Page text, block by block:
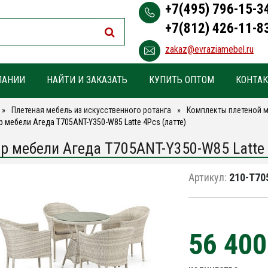
+7(495) 796-15-
+7(812) 426-11-
zakaz@evraziamebel.ru
НАЙТИ И ЗАКАЗАТЬ КУПИТЬ ОПТОМ
Плетеная мебель из искусственного ротанга
Комплекты плетеной
мебели Агеда T705ANT-Y350-W85 Latte 4Pcs (латте)
мебели Агеда T705ANT-Y350-W85 Latte
Артикул: 210-
56